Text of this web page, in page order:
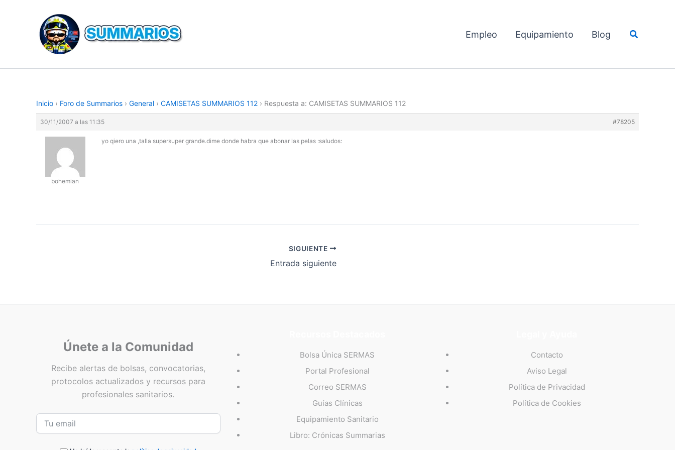
contenido
Empleo Equipamiento Blog Buscar
Inicio › Foro de Summarios › General › CAMISETAS SUMMARIOS 112 › Respuesta a: CAMISETAS SUMMARIOS 112
30/11/2007 a las 11:35 #78205
bohemian
yo qiero una ,talla supersuper grande.dime donde habra que abonar las pelas :saludos:
SIGUIENTE
Entrada siguiente
Únete a la Comunidad
Recibe alertas de bolsas, convocatorias,
protocolos actualizados y recursos para
profesionales sanitarios.
Bolsa Única SERMAS
Portal Profesional
Correo SERMAS
Guías Clínicas
Equipamiento Sanitario
Libro: Crónicas Summarias
Contacto
Aviso Legal
Política de Privacidad
Política de Cookies